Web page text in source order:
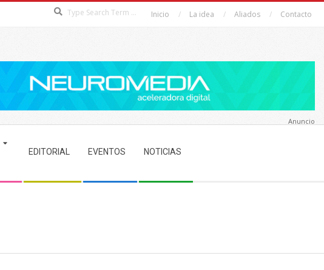
Inicio La idea Aliados Contacto
EDITORIAL EVENTOS NOTICIAS
Anuncio